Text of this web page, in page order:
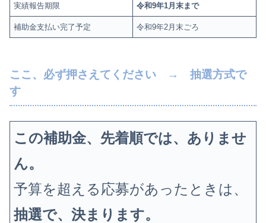
実績報告期限 令和9年1月末まで
補助金支払い完了予定 令和9年2月末ごろ
ここ、必ず押さえてください → 抽選方式で
す
この補助金、先着順では、ありませ
ん。
予算を超える応募があったときは、
抽選で、決まります。